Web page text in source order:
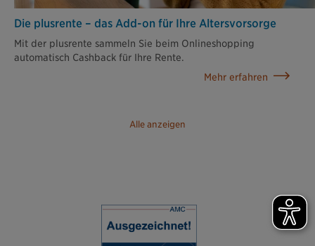
Alle anzeigen
Die plusrente – das Add-on für Ihre Altersvorsorge
Mit der plusrente sammeln Sie beim Onlineshopping
automatisch Cashback für Ihre Rente.
Mehr erfahren